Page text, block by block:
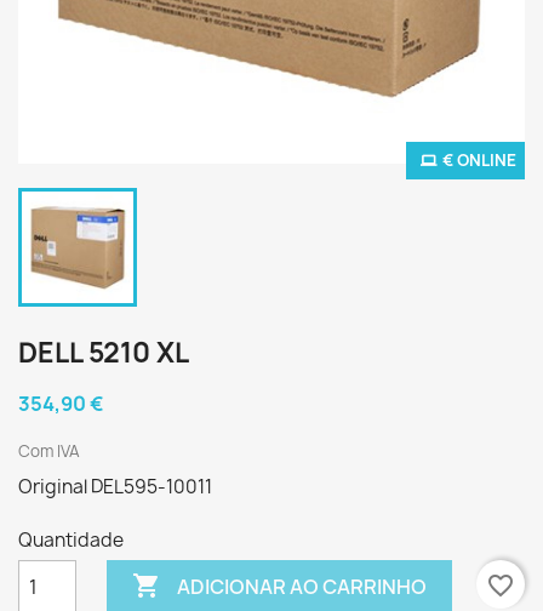
€ ONLINE
DELL 5210 XL
354,90 €
Com IVA
Original DEL595-10011
Quantidade
 ADICIONAR AO CARRINHO favorite_border